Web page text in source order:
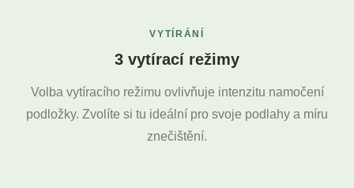
VYTÍRÁNÍ
3 vytírací režimy
Volba vytíracího režimu ovlivňuje intenzitu namočení
podložky. Zvolíte si tu ideální pro svoje podlahy a míru
znečištění.